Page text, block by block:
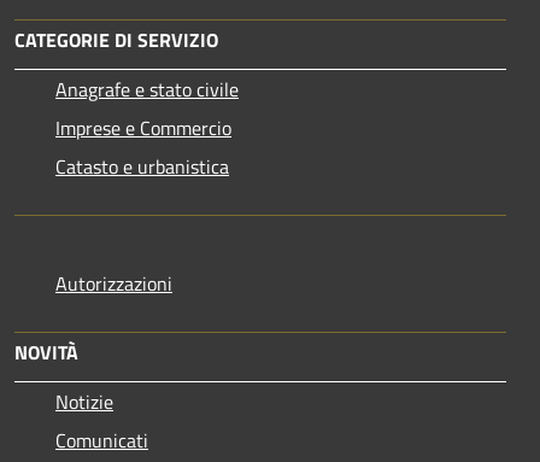
CATEGORIE DI SERVIZIO
Anagrafe e stato civile
Imprese e Commercio
Catasto e urbanistica
Autorizzazioni
NOVITÀ
Notizie
Comunicati